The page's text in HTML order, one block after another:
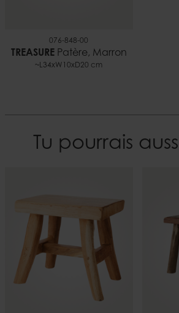
076-848-00
TREASUREPatère, Marron
~L34xW10xD20 cm
Tu pourrais